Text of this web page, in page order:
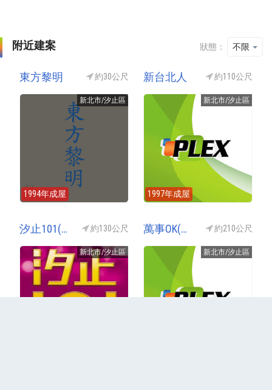
附近建案 狀態： 不限
東方黎明 約30公尺
新北市/汐止區
1994年成屋
新台北人 約110公尺
新北市/汐止區
1997年成屋
汐止101(隱馥玉) 約130公尺
新北市/汐止區
萬事OK(萬世OK) 約210公尺
新北市/汐止區